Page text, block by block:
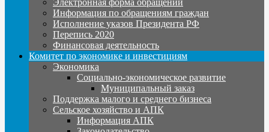
Информация по обращениям граждан
Исполнение указов Президента РФ
Перепись 2020
Финансовая деятельность
Комитет по экономике и инвестициям
Экономика
Социально-экономическое развитие
Муниципальный заказ
Поддержка малого и среднего бизнеса
Сельское хозяйство и АПК
Информация АПК